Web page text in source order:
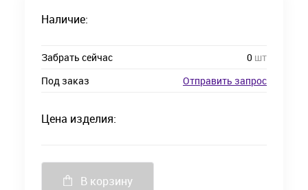
Наличие:
Забрать сейчас 0 шт
Под заказ
Отправить запрос
Цена изделия:
В корзину